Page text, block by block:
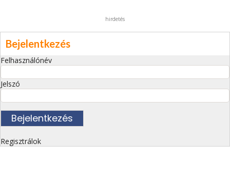
hirdetés
Bejelentkezés
Felhasználónév
Jelszó
Regisztrálok